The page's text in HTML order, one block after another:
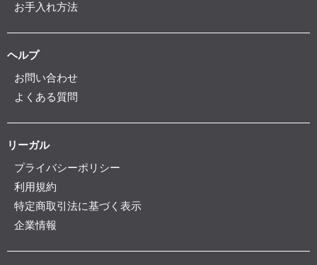
お手入れ方法
ヘルプ
お問い合わせ
よくある質問
リーガル
プライバシーポリシー
利用規約
特定商取引法に基づく表示
企業情報